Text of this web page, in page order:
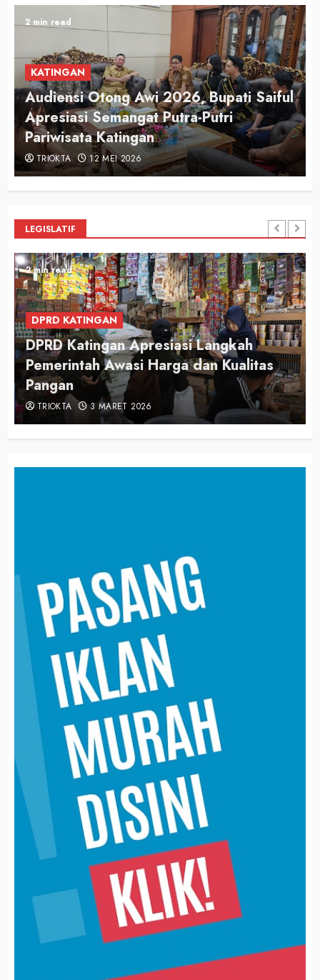
2 min read
KATINGAN
Audiensi Otong Awi 2026, Bupati Saiful
Apresiasi Semangat Putra-Putri
Pariwisata Katingan
TRIOKTA 12 MEI 2026
LEGISLATIF
2 min read
DPRD KATINGAN
DPRD Katingan Apresiasi Langkah
Pemerintah Awasi Harga dan Kualitas
Pangan
TRIOKTA 3 MARET 2026